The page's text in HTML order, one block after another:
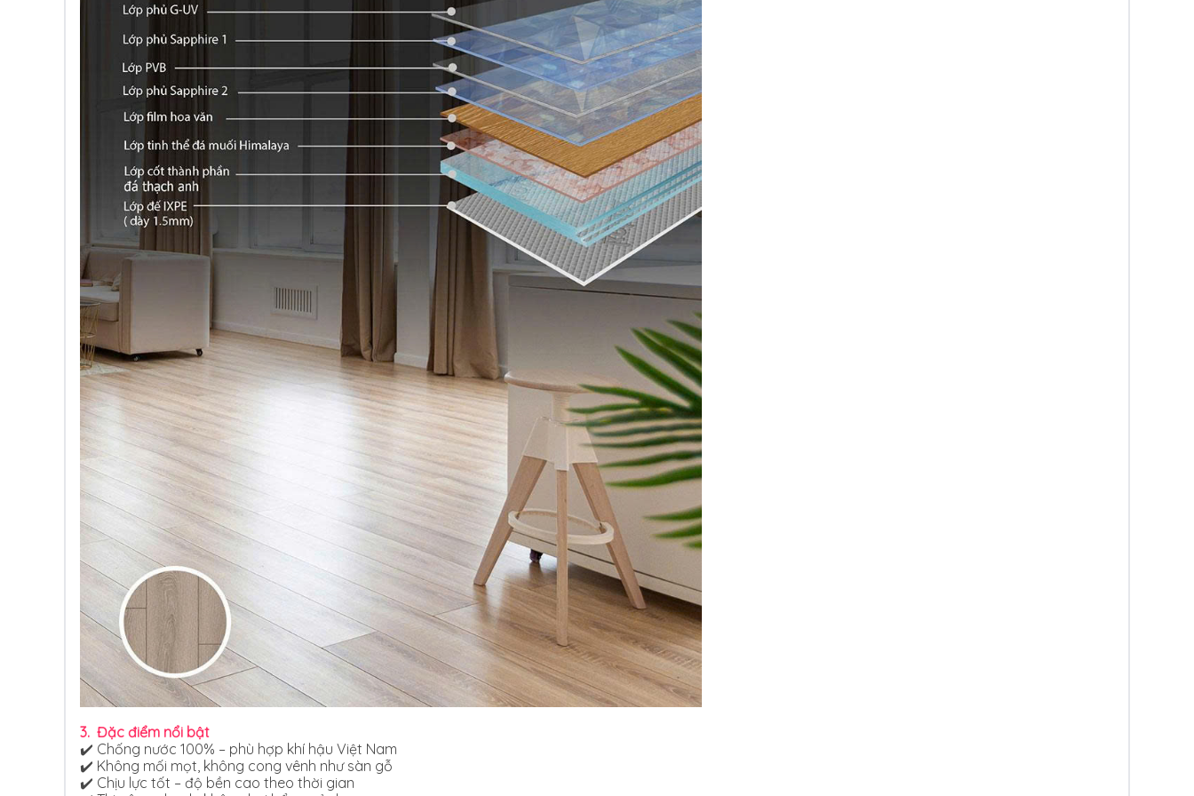
3. Đặc điểm nổi bật
✔️ Chống nước 100% – phù hợp khí hậu Việt Nam
✔️ Không mối mọt, không cong vênh như sàn gỗ
✔️ Chịu lực tốt – độ bền cao theo thời gian